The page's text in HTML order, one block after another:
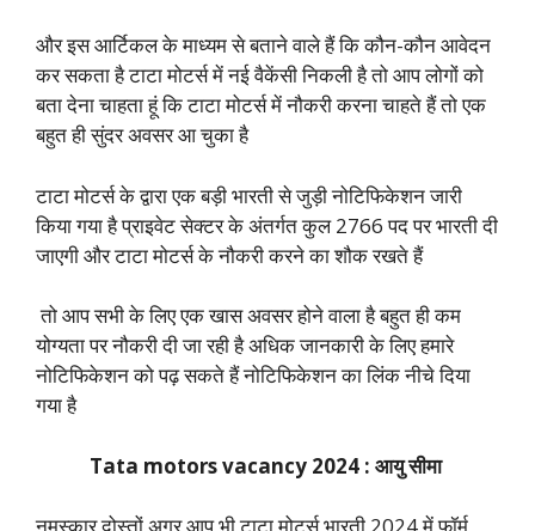
और इस आर्टिकल के माध्यम से बताने वाले हैं कि कौन-कौन आवेदन
कर सकता है टाटा मोटर्स में नई वैकेंसी निकली है तो आप लोगों को
बता देना चाहता हूं कि टाटा मोटर्स में नौकरी करना चाहते हैं तो एक
बहुत ही सुंदर अवसर आ चुका है
टाटा मोटर्स के द्वारा एक बड़ी भारती से जुड़ी नोटिफिकेशन जारी
किया गया है प्राइवेट सेक्टर के अंतर्गत कुल 2766 पद पर भारती दी
जाएगी और टाटा मोटर्स के नौकरी करने का शौक रखते हैं
तो आप सभी के लिए एक खास अवसर होने वाला है बहुत ही कम
योग्यता पर नौकरी दी जा रही है अधिक जानकारी के लिए हमारे
नोटिफिकेशन को पढ़ सकते हैं नोटिफिकेशन का लिंक नीचे दिया
गया है
Tata motors vacancy 2024 : आयु सीमा